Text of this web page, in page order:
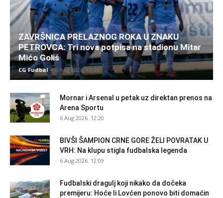
ZAVRŠNICA PRELAZNOG ROKA U ZNAKU
PETROVCA: Tri nova potpisa na stadionu Mitar
Mićo Goliš
CG Fudbal - 6 Aug 2026. 12:26
Mornar i Arsenal u petak uz direktan prenos na
Arena Sportu
6 Aug 2026. 12:20
BIVŠI ŠAMPION CRNE GORE ŽELI POVRATAK U
VRH: Na klupu stigla fudbalska legenda
6 Aug 2026. 12:09
Fudbalski dragulj koji nikako da dočeka
premijeru: Hoće li Lovćen ponovo biti domaćin